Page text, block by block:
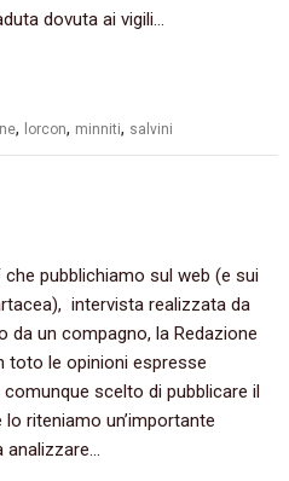
dovuta ai vigili…
, lorcon, minniti, salvini
che pubblichiamo sul web (e sui
intervista realizzata da
da un compagno, la Redazione
toto le opinioni espresse
scelto di pubblicare il
riteniamo un’importante